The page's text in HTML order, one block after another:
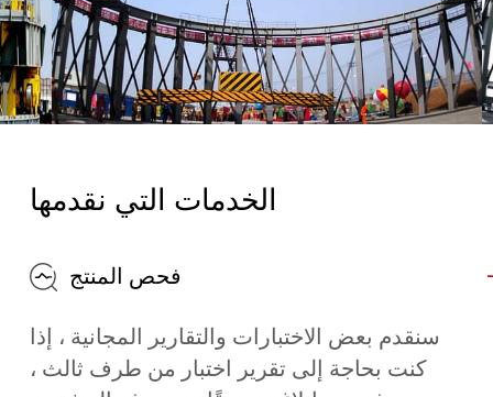
الخدمات التي نقدمها
فحص المنتج
سنقدم بعض الاختبارات والتقارير المجانية ، إذا
كنت بحاجة إلى تقرير اختبار من طرف ثالث ،